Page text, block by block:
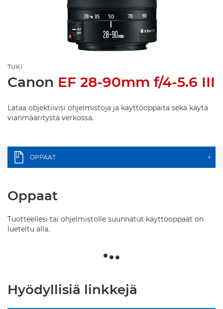
TUKI
Canon EF 28-90mm f/4-5.6 III
Lataa objektiivisi ohjelmistoja ja käyttöoppaita sekä käytä
vianmääritystä verkossa.
OPPAAT +
Oppaat
Tuotteellesi tai ohjelmistolle suunnatut käyttöoppaat on
lueteltu alla.
Hyödyllisiä linkkejä